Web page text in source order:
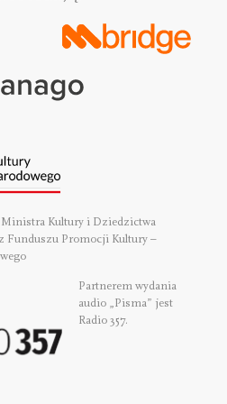
Kultury i Dziedzictwa
Funduszu Promocji Kultury –
Partnerem wydania
audio „Pisma” jest
Radio 357.